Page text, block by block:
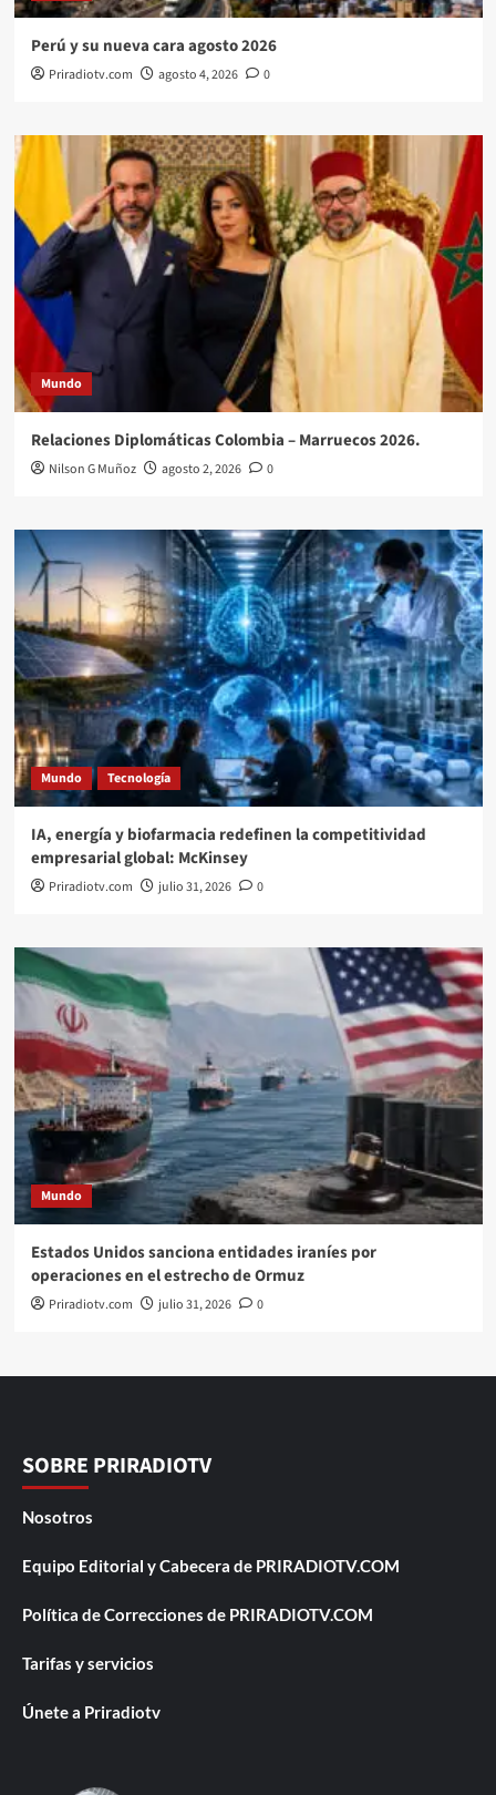
Perú y su nueva cara agosto 2026
Priradiotv.com agosto 4, 2026 0
Mundo
Relaciones Diplomáticas Colombia – Marruecos 2026.
Nilson G Muñoz agosto 2, 2026 0
Mundo Tecnología
IA, energía y biofarmacia redefinen la competitividad
empresarial global: McKinsey
Priradiotv.com julio 31, 2026 0
Mundo
Estados Unidos sanciona entidades iraníes por
operaciones en el estrecho de Ormuz
Priradiotv.com julio 31, 2026 0
SOBRE PRIRADIOTV
Nosotros
Equipo Editorial y Cabecera de PRIRADIOTV.COM
Política de Correcciones de PRIRADIOTV.COM
Tarifas y servicios
Únete a Priradiotv